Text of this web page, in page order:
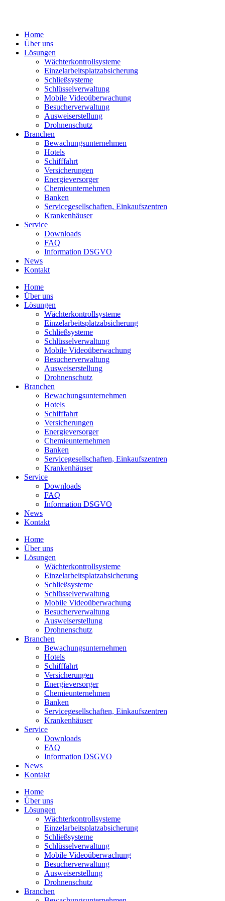
Home
Über uns
Lösungen
Wächterkontrollsysteme
Einzelarbeitsplatzabsicherung
Schließsysteme
Schlüsselverwaltung
Mobile Videoüberwachung
Besucherverwaltung
Ausweiserstellung
Drohnenschutz
Branchen
Bewachungsunternehmen
Hotels
Schifffahrt
Versicherungen
Energieversorger
Chemieunternehmen
Banken
Servicegesellschaften, Einkaufszentren
Krankenhäuser
Service
Downloads
FAQ
Information DSGVO
News
Kontakt
Home
Über uns
Lösungen
Wächterkontrollsysteme
Einzelarbeitsplatzabsicherung
Schließsysteme
Schlüsselverwaltung
Mobile Videoüberwachung
Besucherverwaltung
Ausweiserstellung
Drohnenschutz
Branchen
Bewachungsunternehmen
Hotels
Schifffahrt
Versicherungen
Energieversorger
Chemieunternehmen
Banken
Servicegesellschaften, Einkaufszentren
Krankenhäuser
Service
Downloads
FAQ
Information DSGVO
News
Kontakt
Home
Über uns
Lösungen
Wächterkontrollsysteme
Einzelarbeitsplatzabsicherung
Schließsysteme
Schlüsselverwaltung
Mobile Videoüberwachung
Besucherverwaltung
Ausweiserstellung
Drohnenschutz
Branchen
Bewachungsunternehmen
Hotels
Schifffahrt
Versicherungen
Energieversorger
Chemieunternehmen
Banken
Servicegesellschaften, Einkaufszentren
Krankenhäuser
Service
Downloads
FAQ
Information DSGVO
News
Kontakt
Home
Über uns
Lösungen
Wächterkontrollsysteme
Einzelarbeitsplatzabsicherung
Schließsysteme
Schlüsselverwaltung
Mobile Videoüberwachung
Besucherverwaltung
Ausweiserstellung
Drohnenschutz
Branchen